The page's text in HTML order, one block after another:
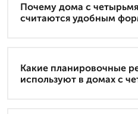
Почему дома с
считаются удобным
Какие планировочные
используют в домах с